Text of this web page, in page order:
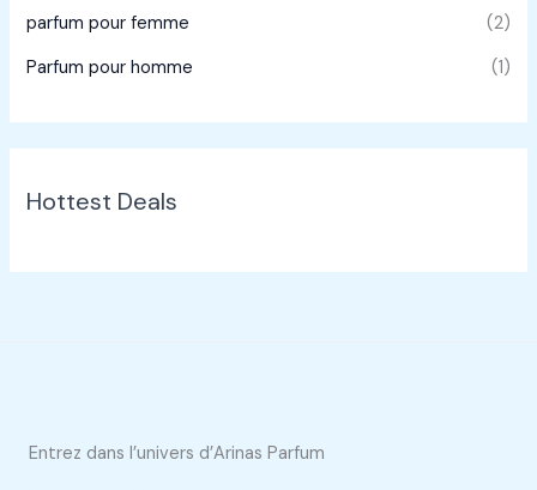
parfum pour femme
(2)
Parfum pour homme
(1)
Hottest Deals
Entrez dans l’univers d’Arinas Parfum